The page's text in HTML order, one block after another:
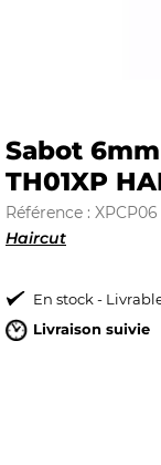
Sabot
TH01XP
Référence : XPCP06
Haircut
En stock -
Livraison suivie